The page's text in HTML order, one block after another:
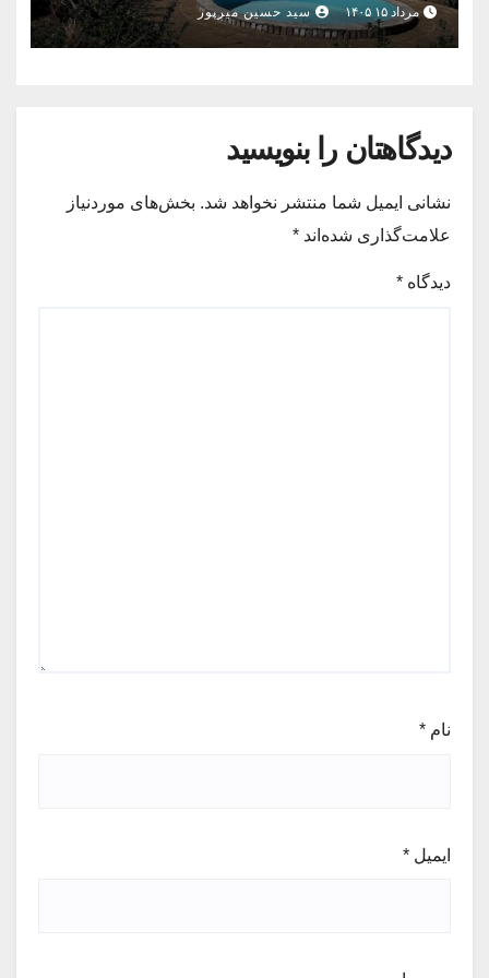
مرداد ۱۵ ۱۴۰۵ سید حسین میرپور
دیدگاهتان را بنویسید
نشانی ایمیل شما منتشر نخواهد شد. بخش‌های موردنیاز
علامت‌گذاری شده‌اند *
دیدگاه *
نام *
ایمیل *